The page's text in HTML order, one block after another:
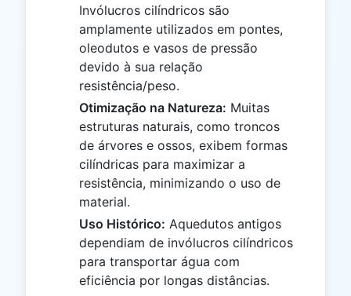
Invólucros cilíndricos são
amplamente utilizados em pontes,
oleodutos e vasos de pressão
devido à sua relação
resistência/peso.
Otimização na Natureza: Muitas
estruturas naturais, como troncos
de árvores e ossos, exibem formas
cilíndricas para maximizar a
resistência, minimizando o uso de
material.
Uso Histórico: Aquedutos antigos
dependiam de invólucros cilíndricos
para transportar água com
eficiência por longas distâncias.